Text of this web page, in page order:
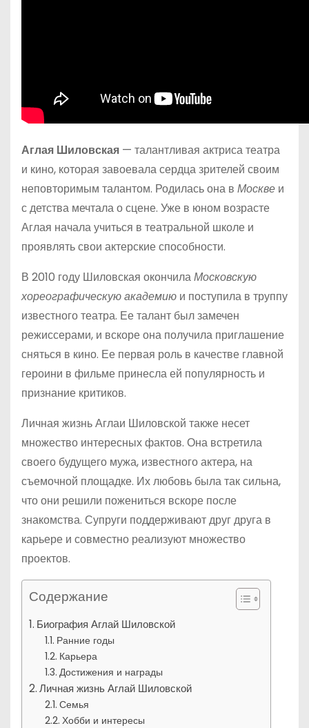
Аглая Шиловская — талантливая актриса театра
и кино, которая завоевала сердца зрителей своим
неповторимым талантом. Родилась она в Москве и
с детства мечтала о сцене. Уже в юном возрасте
Аглая начала учиться в театральной школе и
проявлять свои актерские способности.
В 2010 году Шиловская окончилаМосковскую
хореографическую академию и поступила в труппу
известного театра. Ее талант был замечен
режиссерами, и вскоре она получила приглашение
сняться в кино. Ее первая роль в качестве главной
героини в фильме принесла ей популярность и
признание критиков.
Личная жизнь Аглаи Шиловской также несет
множество интересных фактов. Она встретила
своего будущего мужа, известного актера, на
съемочной площадке. Их любовь была так сильна,
что они решили пожениться вскоре после
знакомства. Супруги поддерживают друг друга в
карьере и совместно реализуют множество
проектов.
Содержание
Биография Аглай Шиловской
Ранние годы
Карьера
Достижения и награды
Личная жизнь Аглай Шиловской
Семья
Хобби и интересы